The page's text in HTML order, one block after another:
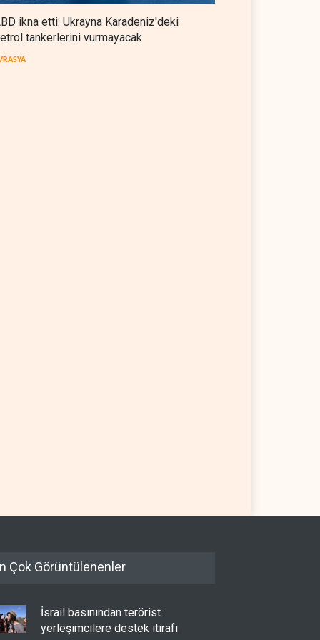
ikna etti: Ukrayna Karadeniz'deki
tankerlerini vurmayacak
Çok Görüntülenenler
İsrail basınından terörist
yerleşimcilere destek itirafı